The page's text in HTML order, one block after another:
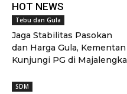
HOT NEWS
Tebu dan Gula
Jaga Stabilitas Pasokan
dan Harga Gula, Kementan
Kunjungi PG di Majalengka
SDM